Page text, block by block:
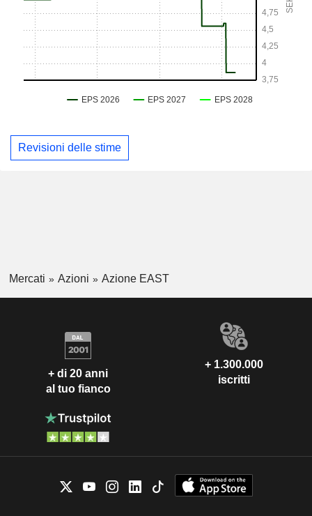
Revisioni delle stime
Mercati Azioni Azione EAST
+ di 20 anni
al tuo fianco
+ 1.300.000
iscritti